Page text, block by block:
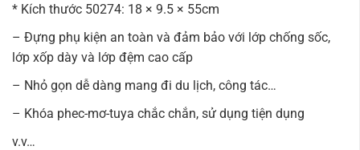
* Kích thước 50274: 18 × 9.5 × 55cm
– Đựng phụ kiện an toàn và đảm bảo với lớp chống sốc,
lớp xốp dày và lớp đệm cao cấp
– Nhỏ gọn dễ dàng mang đi du lịch, công tác…
– Khóa phec-mơ-tuya chắc chắn, sử dụng tiện dụng
v.v…